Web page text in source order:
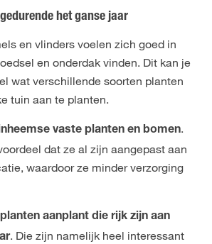
het ganse jaar
en vlinders voelen zich goed in
en onderdak vinden. Dit kan je
wat verschillende soorten planten
tuin aan te planten.
vaste planten en bomen.
dat ze al zijn aangepast aan
waardoor ze minder verzorging
planten aanplant die rijk zijn aan
. Die zijn namelijk heel interessant